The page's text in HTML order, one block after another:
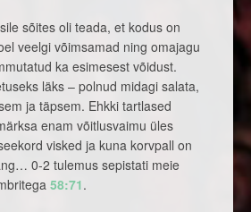
sõites oli teada, et kodus on
veelgi võimsamad ning omajagu
ka esimesest võidust.
läks – polnud midagi salata,
ja täpsem. Ehkki tartlased
enam võitlusvaimu üles
visked ja kuna korvpall on
0-2 tulemus sepistati meie
58:71.